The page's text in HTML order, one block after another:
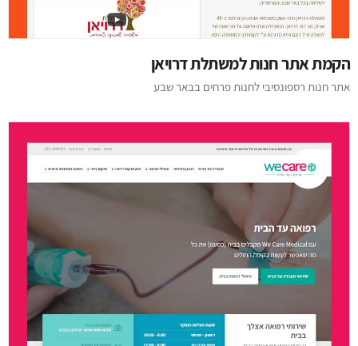
הקמת אתר חנות למשתלת דרויאן
אתר חנות רספונסיבי לחנות פרחים בבאר שבע